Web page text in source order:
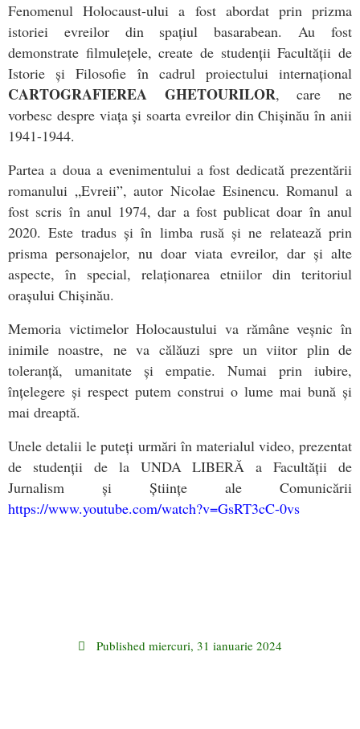
Fenomenul Holocaust-ului a fost abordat prin prizma
istoriei evreilor din spațiul basarabean. Au fost
demonstrate filmulețele, create de studenții Facultății de
Istorie și Filosofie în cadrul proiectului internațional
CARTOGRAFIEREA GHETOURILOR, care ne
vorbesc despre viața și soarta evreilor din Chișinău în anii
1941-1944.
Partea a doua a evenimentului a fost dedicată prezentării
romanului „Evreii”, autor Nicolae Esinencu. Romanul a
fost scris în anul 1974, dar a fost publicat doar în anul
2020. Este tradus și în limba rusă și ne relatează prin
prisma personajelor, nu doar viata evreilor, dar și alte
aspecte, în special, relaționarea etniilor din teritoriul
orașului Chișinău.
Memoria victimelor Holocaustului va rămâne veșnic în
inimile noastre, ne va călăuzi spre un viitor plin de
toleranță, umanitate și empatie. Numai prin iubire,
înțelegere și respect putem construi o lume mai bună și
mai dreaptă.
Unele detalii le puteți urmări în materialul video, prezentat
de studenții de la UNDA LIBERĂ a Facultății de
Jurnalism și Științe ale Comunicării
https://www.youtube.com/watch?v=GsRT3cC-0vs
Published miercuri, 31 ianuarie 2024